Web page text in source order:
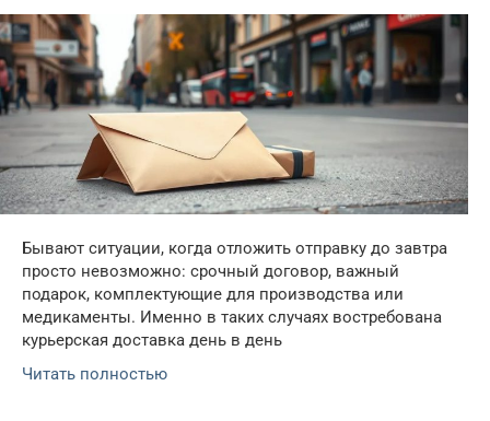
Бывают ситуации, когда отложить отправку до завтра
просто невозможно: срочный договор, важный
подарок, комплектующие для производства или
медикаменты. Именно в таких случаях востребована
курьерская доставка день в день
Читать полностью